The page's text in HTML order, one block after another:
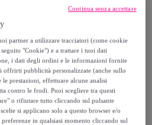
925 con Elementi
partner a utilizzare tracciatori (come cookie
"Cookie") e a trattare i tuoi dati
i dati degli ordini e le informazioni fornite
offrirti pubblicità personalizzate (anche sullo
prestazioni, effettuare alcune analisi
contro le frodi. Puoi scegliere tra questi
o rifiutare tutto cliccando sul pulsante
si applicano solo a questo browser e/o
in qualsiasi momento cliccando sul
Continua senza accettare